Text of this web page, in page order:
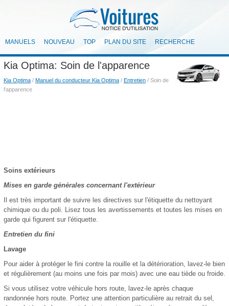
MANUELS NOUVEAU TOP PLAN DU SITE RECHERCHE
Kia Optima: Soin de l'apparence
Kia Optima / Manuel du conducteur Kia Optima / Entretien / Soin de
l'apparence
Soins extérieurs
Mises en garde générales concernant l'extérieur
Il est très important de suivre les directives sur l'étiquette du nettoyant
chimique ou du poli. Lisez tous les avertissements et toutes les mises en
garde qui figurent sur l'étiquette.
Entretien du fini
Lavage
Pour aider à protéger le fini contre la rouille et la détérioration, lavez-le bien
et régulièrement (au moins une fois par mois) avec une eau tiède ou froide.
Si vous utilisez votre véhicule hors route, lavez-le après chaque
randonnée hors route. Portez une attention particulière au retrait du sel,